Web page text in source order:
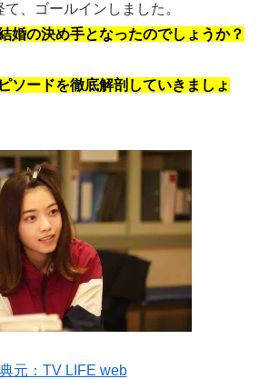
、ゴールインしました。
婚の決め手となったのでしょうか？
ソードを徹底解剖していきましょ
元：TV LIFE web